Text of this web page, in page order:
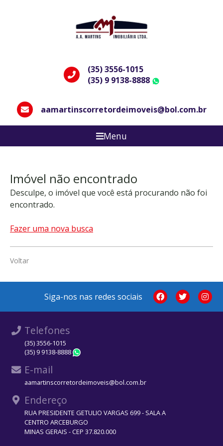
(35) 3556-1015
(35) 9 9138-8888
aamartinscorretordeimoveis@bol.com.br
Menu
Imóvel não encontrado
Desculpe, o imóvel que você está procurando não foi
encontrado.
Fazer uma nova busca
Voltar
Siga-nos nas redes sociais
Telefones
(35) 3556-1015
(35) 9 9138-8888
E-mail
aamartinscorretordeimoveis@bol.com.br
Endereço
RUA PRESIDENTE GETULIO VARGAS 699 - SALA A
CENTRO ARCEBURGO
MINAS GERAIS - CEP 37.820.000